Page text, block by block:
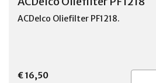
ACDelco Oliefilter PF1218.
€ 16,50